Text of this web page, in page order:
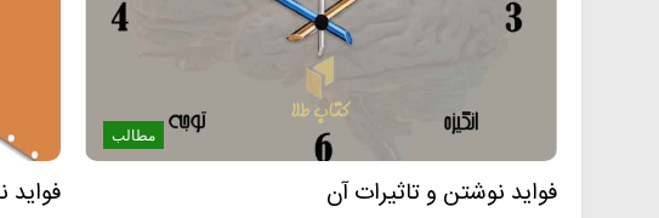
مطالب
فواید نوشتن و تاثیرات آن فواید